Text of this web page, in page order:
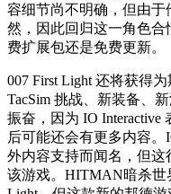
容细节尚不明确，但由
然，因此回归这一角色
费扩展包还是免费更新。
007 First Light 还将获得
TacSim 挑战、新装备、
振奋，因为 IO Interactive
后可能还会有更多内容。
外内容支持而闻名，但
该游戏。HITMAN暗杀世